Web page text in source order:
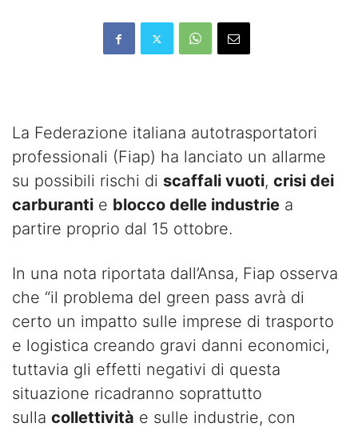
La Federazione italiana autotrasportatori
professionali (Fiap) ha lanciato un allarme
su possibili rischi di scaffali vuoti, crisi dei
carburanti e blocco delle industrie a
partire proprio dal 15 ottobre.
In una nota riportata dall’Ansa, Fiap osserva
che “il problema del green pass avrà di
certo un impatto sulle imprese di trasporto
e logistica creando gravi danni economici,
tuttavia gli effetti negativi di questa
situazione ricadranno soprattutto
sulla collettività e sulle industrie, con